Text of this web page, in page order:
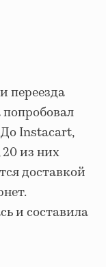
переезда
До Instacart,
20 из них
доставкой
и составила